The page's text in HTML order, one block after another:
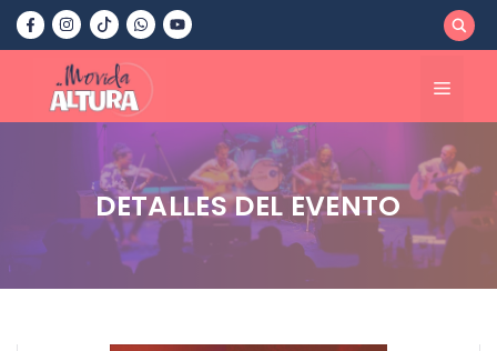
Saltar
contenido
Menú
DETALLES DEL EVENTO